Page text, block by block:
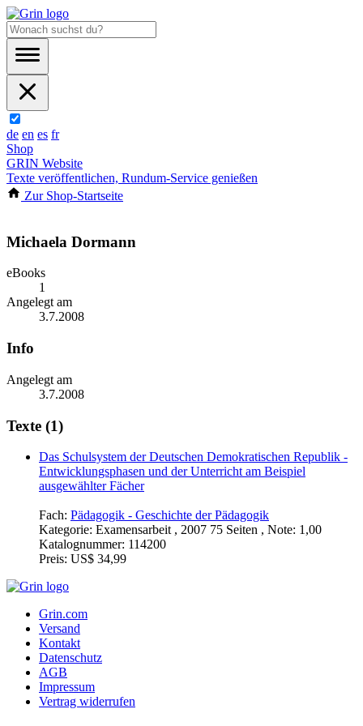
de en es fr
Shop
GRIN Website
Texte veröffentlichen, Rundum-Service genießen
Zur Shop-Startseite
Michaela Dormann
eBooks
1
Angelegt am
3.7.2008
Info
Angelegt am
3.7.2008
Texte (1)
Das Schulsystem der Deutschen Demokratischen Republik -
Entwicklungsphasen und der Unterricht am Beispiel
ausgewählter Fächer
Fach: Pädagogik - Geschichte der Pädagogik
Kategorie: Examensarbeit , 2007 75 Seiten , Note: 1,00
Katalognummer: 114200
Preis: US$ 34,99
Grin.com
Versand
Kontakt
Datenschutz
AGB
Impressum
Vertrag widerrufen